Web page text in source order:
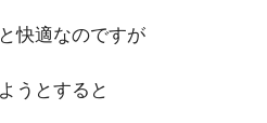
快適なのですが
うとすると